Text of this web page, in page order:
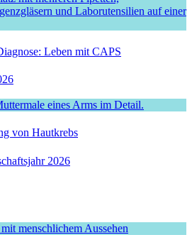
Leben mit CAPS
von Hautkrebs
2026